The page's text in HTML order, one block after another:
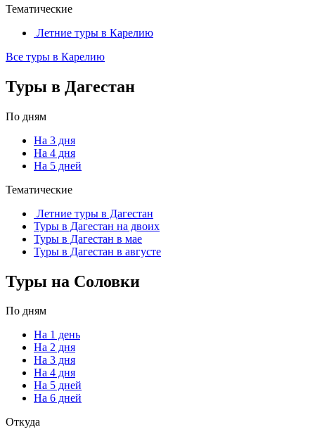
Тематические
Летние туры в Карелию
Все туры в Карелию
Туры в Дагестан
По дням
На 3 дня
На 4 дня
На 5 дней
Тематические
Летние туры в Дагестан
Туры в Дагестан на двоих
Туры в Дагестан в мае
Туры в Дагестан в августе
Туры на Соловки
По дням
На 1 день
На 2 дня
На 3 дня
На 4 дня
На 5 дней
На 6 дней
Откуда